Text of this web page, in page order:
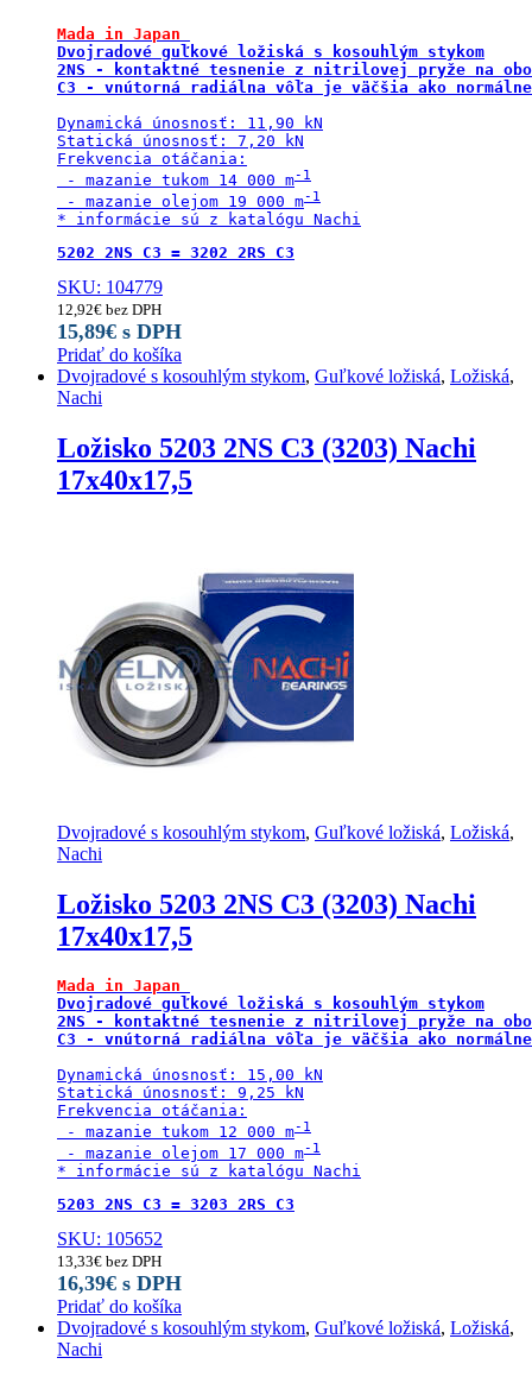
Mada in Japan
Dvojradové guľkové ložiská s kosouhlým stykom
2NS - kontaktné tesnenie z nitrilovej pryže na
Dynamická únosnosť: 11,90 kN
Statická únosnosť: 7,20 kN
Frekvencia otáčania:
- mazanie tukom 14 000 m
- mazanie olejom 19 000 m
* informácie sú z katalógu Nachi
5202 2NS C3 = 3202 2RS C3
SKU: 104779
12,92€ bez DPH
15,89€ s DPH
Pridať do košíka
Dvojradové s kosouhlým stykom, Guľkové ložiská, Ložiská,
Nachi
Ložisko 5203 2NS C3 (3203) Nachi
17x40x17,5
Dvojradové s kosouhlým stykom, Guľkové ložiská, Ložiská,
Nachi
Ložisko 5203 2NS C3 (3203) Nachi
17x40x17,5
Mada in Japan
Dvojradové guľkové ložiská s kosouhlým stykom
2NS - kontaktné tesnenie z nitrilovej pryže na
Dynamická únosnosť: 15,00 kN
Statická únosnosť: 9,25 kN
Frekvencia otáčania:
- mazanie tukom 12 000 m
- mazanie olejom 17 000 m
* informácie sú z katalógu Nachi
5203 2NS C3 = 3203 2RS C3
SKU: 105652
13,33€ bez DPH
16,39€ s DPH
Pridať do košíka
Dvojradové s kosouhlým stykom, Guľkové ložiská, Ložiská,
Nachi